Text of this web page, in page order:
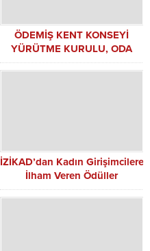
ÖDEMİŞ KENT KONSEYİ
YÜRÜTME KURULU, ODA
ZİYARETERİNİN ARDINDAN
İZİKAD’dan Kadın Girişimcilere
İlham Veren Ödüller